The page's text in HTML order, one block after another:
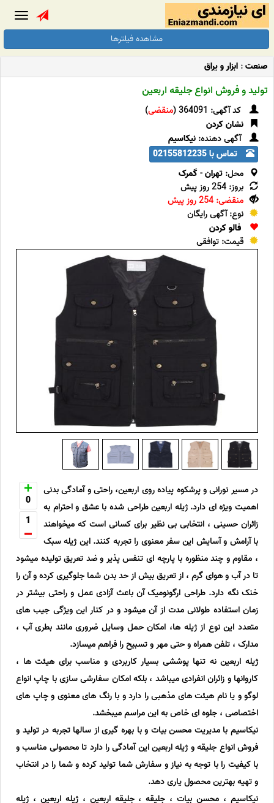
مشاهده فیلترها
صنعت: ابزار و یراق
تولید و فروش انواع جلیقه اربعین
کد آگهی: 364091 ( منقضی)
نشان کردن
آگهی دهنده: نیکاسیم
تماس با 02155812235
محل: تهران- گمرک
بروز: 254 روز پیش
منقضی: 254 روز پیش
نوع: آگهی رایگان
فالو کردن
قیمت: توافقی
0
1
در مسیر نورانی و پرشکوه پیاده روی اربعین، راحتی و آمادگی بدنی
اهمیت ویژه ای دارد. ژیله اربعین طراحی شده با عشق و احترام به
زائران حسینی ، انتخابی بی نظیر برای کسانی است که میخواهند
با آرامش و آسایش این سفر معنوی را تجربه کنند. این ژیله سبک
، مقاوم و چند منظوره با پارچه ای تنفس پذیر و ضد تعریق تولیده میشود
تا در آب و هوای گرم ، از تعریق بیش از حد بدن شما جلوگیری کرده و آن را
خنک نگه دارد. طراحی ارگونومیک آن باعث آزادی عمل و راحتی بیشتر در
زمان استفاده طولانی مدت از آن میشود و در کنار این ویژگی جیب های
متعدد این نوع از ژیله ها، امکان حمل وسایل ضروری مانند بطری آب ،
مدارک ، تلفن همراه و حتی مهر و تسبیح را فراهم میسازد.
ژیله اربعین نه تنها پوششی بسیار کاربردی و مناسب برای هیئت ها ،
کاروانها و زائران انفرادی میباشد ، بلکه امکان سفارشی سازی با چاپ انواع
لوگو و یا نام هیئت های مذهبی را دارد و با رنگ های معنوی و چاپ های
اختصاصی ، جلوه ای خاص به این مراسم میبخشد.
نیکاسیم با مدیریت محسن بیات و با بهره گیری از سالها تجربه در تولید و
فروش انواع جلیقه و ژیله اربعین این آمادگی را دارد تا محصولی مناسب و
با کیفیت را با توجه به نیاز و سفارش شما تولید کرده و شما را در انتخاب
و تهیه بهترین محصول یاری دهد.
نیکاسیم ، محسن بیات ، جلیقه ، جلیقه اربعین ، ژیله اربعین ، ژیله